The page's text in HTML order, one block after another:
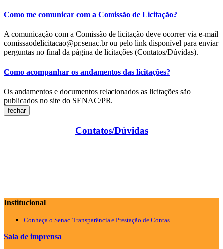
Como me comunicar com a Comissão de Licitação?
A comunicação com a Comissão de licitação deve ocorrer via e-mail
comissaodelicitacao@pr.senac.br ou pelo link disponível para enviar
perguntas no final da página de licitações (Contatos/Dúvidas).
Como acompanhar os andamentos das licitações?
Os andamentos e documentos relacionados as licitações são
publicados no site do SENAC/PR.
fechar
Contatos/Dúvidas
Institucional
Conheça o Senac Transparência e Prestação de Contas
Sala de imprensa